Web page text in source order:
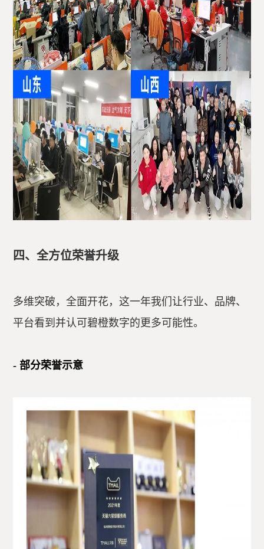
四、全方位荣誉升级
多维突破，全面开花，这一年我们让行业、品牌、
平台看到并认可碧橙数字的更多可能性。
- 部分荣誉示意